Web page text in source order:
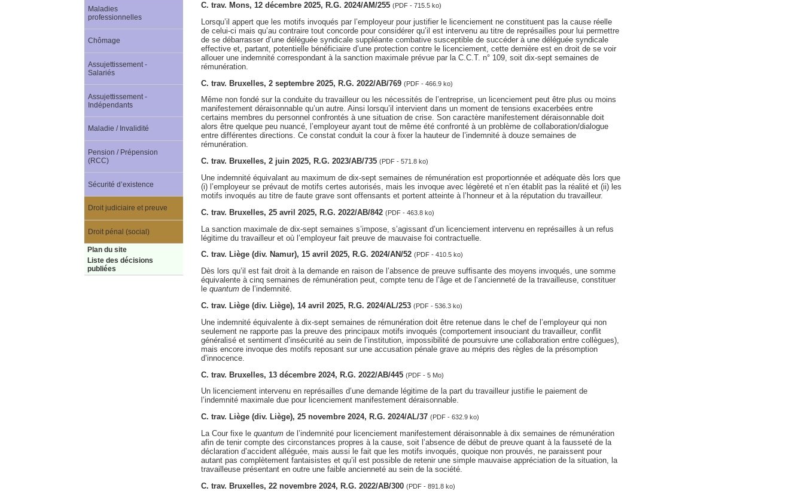
C. trav. Mons, 12 décembre 2025, R.G. 2024/AM/255 (PDF - 715.5 ko)
Lorsqu’il appert que les motifs invoqués par l’employeur pour justifier le licenciement ne constituent pas la cause réelle
de celui-ci mais qu’au contraire tout concorde pour considérer qu’il est intervenu au titre de représailles pour lui permettre
de se débarrasser d’une déléguée syndicale suppléante combative susceptible de succéder à une déléguée syndicale
effective et, partant, potentielle bénéficiaire d’une protection contre le licenciement, cette dernière est en droit de se voir
allouer une indemnité correspondant à la sanction maximale prévue par la C.C.T. n° 109, soit dix-sept semaines de
rémunération.
C. trav. Bruxelles, 2 septembre 2025, R.G. 2022/AB/769 (PDF - 466.9 ko)
Même non fondé sur la conduite du travailleur ou les nécessités de l’entreprise, un licenciement peut être plus ou moins
manifestement déraisonnable qu’un autre. Ainsi lorsqu’il intervient dans un moment de tensions exacerbées entre
certains membres du personnel confrontés à une situation de crise. Son caractère manifestement déraisonnable doit
alors être quelque peu nuancé, l’employeur ayant tout de même été confronté à un problème de collaboration/dialogue
entre différentes directions. Ce constat conduit la cour à fixer la hauteur de l’indemnité à douze semaines de
rémunération.
C. trav. Bruxelles, 2 juin 2025, R.G. 2023/AB/735 (PDF - 571.8 ko)
Une indemnité équivalant au maximum de dix-sept semaines de rémunération est proportionnée et adéquate dès lors que
(i) l’employeur se prévaut de motifs certes autorisés, mais les invoque avec légèreté et n’en établit pas la réalité et (ii) les
motifs invoqués au titre de faute grave sont offensants et portent atteinte à l’honneur et à la réputation du travailleur.
C. trav. Bruxelles, 25 avril 2025, R.G. 2022/AB/842 (PDF - 463.8 ko)
La sanction maximale de dix-sept semaines s’impose, s’agissant d’un licenciement intervenu en représailles à un refus
légitime du travailleur et où l’employeur fait preuve de mauvaise foi contractuelle.
C. trav. Liège (div. Namur), 15 avril 2025, R.G. 2024/AN/52 (PDF - 410.5 ko)
Dès lors qu’il est fait droit à la demande en raison de l’absence de preuve suffisante des moyens invoqués, une somme
équivalente à cinq semaines de rémunération peut, compte tenu de l’âge et de l’ancienneté de la travailleuse, constituer
le quantumde l’indemnité.
C. trav. Liège (div. Liège), 14 avril 2025, R.G. 2024/AL/253 (PDF - 536.3 ko)
Une indemnité équivalente à dix-sept semaines de rémunération doit être retenue dans le chef de l’employeur qui non
seulement ne rapporte pas la preuve des principaux motifs invoqués (comportement insouciant du travailleur, conflit
généralisé et sentiment d’insécurité au sein de l’institution, impossibilité de poursuivre une collaboration entre collègues),
mais encore invoque des motifs reposant sur une accusation pénale grave au mépris des règles de la présomption
d’innocence.
C. trav. Bruxelles, 13 décembre 2024, R.G. 2022/AB/445 (PDF - 5 Mo)
Un licenciement intervenu en représailles d’une demande légitime de la part du travailleur justifie le paiement de
l’indemnité maximale due pour licenciement manifestement déraisonnable.
C. trav. Liège (div. Liège), 25 novembre 2024, R.G. 2024/AL/37 (PDF - 632.9 ko)
La Cour fixe le quantumde l’indemnité pour licenciement manifestement déraisonnable à dix semaines de rémunération
afin de tenir compte des circonstances propres à la cause, soit l’absence de début de preuve quant à la fausseté de la
déclaration d’accident alléguée, mais aussi le fait que les motifs invoqués, quoique non prouvés, ne paraissent pour
autant pas complètement fantaisistes et qu’il est possible de retenir une simple mauvaise appréciation de la situation, la
travailleuse présentant en outre une faible ancienneté au sein de la société.
C. trav. Bruxelles, 22 novembre 2024, R.G. 2022/AB/300 (PDF - 891.8 ko)
Maladies
professionnelles
Chômage
Assujettissement -
Salariés
Assujettissement -
Indépendants
Maladie / Invalidité
Pension / Prépension
(RCC)
Sécurité d’existence
Droit judiciaire et preuve
Droit pénal (social)
Plan du site
Liste des décisions
publiées